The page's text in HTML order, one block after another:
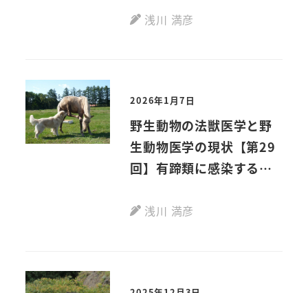
獣の新刊を活用されてみ
浅川 満彦
2026年1月7日
野生動物の法獣医学と野
生動物医学の現状【第29
回】有蹄類に感染するウ
や猫へ感染しない？ －
浅川 満彦